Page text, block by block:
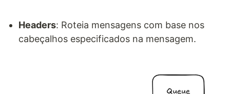
Headers: Roteia mensagens com base nos
cabeçalhos especificados na mensagem.